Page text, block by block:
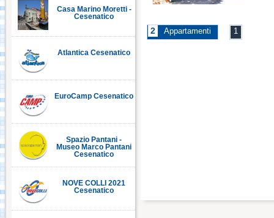
Casa Marino Moretti -
Cesenatico
Atlantica Cesenatico
EuroCamp Cesenatico
Spazio Pantani -
Museo Marco Pantani
Cesenatico
NOVE COLLI 2021
Cesenatico
2 Appartamenti 1